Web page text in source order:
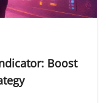
Boost